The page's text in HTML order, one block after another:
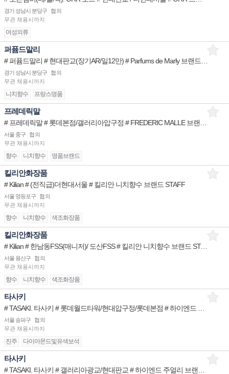
경기 성남시 분당구
협의
무관 채용시까지
여성의류
퍼퓸드말리
경기 성남시 분당구
협의
무관 채용시까지
니치향수 프랑스명품
프레데릭말
서울 중구
협의
무관 채용시까지
향수 니치향수 명품브랜드
킬리안화장품
# Kilian # (전직급)더현대서울 # 킬리안 니치향수 브랜드 STAFF
서울 영등포구
협의
무관 채용시까지
향수 니치향수 색조화장품
킬리안화장품
# Kilian # 한남동FSS(매니저)/ 도산FSS # 킬리안 니치향수 브랜드 STAFF
서울 용산구
협의
무관 채용시까지
향수 니치향수 색조화장품
타사키
서울 송파구
협의
무관 채용시까지
진주 다이아몬드및유색보석
타사키